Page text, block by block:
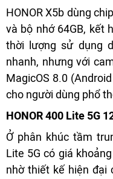
HONOR X5b dùng
và bộ nhớ 64GB, kết
thời lượng sử dụng
nhanh, nhưng với
MagicOS 8.0
cho người dùng phổ
HONOR 400 Lite 5G
Ở phân khúc tầm
Lite 5G có giá
nhờ thiết kế hiện đại